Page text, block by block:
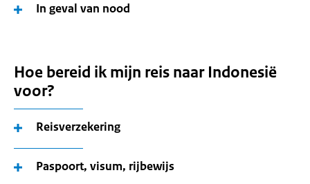
In geval van nood
Hoe bereid ik mijn reis naar Indonesië
voor?
Reisverzekering
Paspoort, visum, rijbewijs